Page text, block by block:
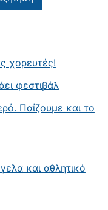
χορευτές!
φεστιβάλ
Παίζουμε και το
και αθλητικό